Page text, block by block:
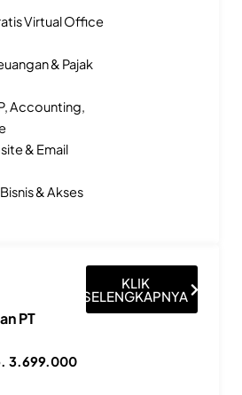
Virtual Office
& Pajak
Accounting,
& Email
& Akses
PT
3.699.000
KLIK
SELENGKAPNYA